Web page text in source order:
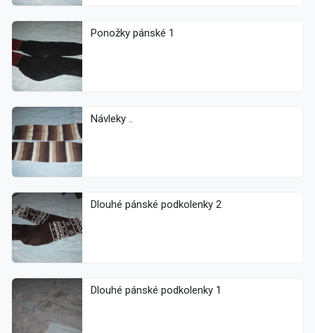
Ponožky pánské 1
Návleky ..
Dlouhé pánské podkolenky 2
Dlouhé pánské podkolenky 1